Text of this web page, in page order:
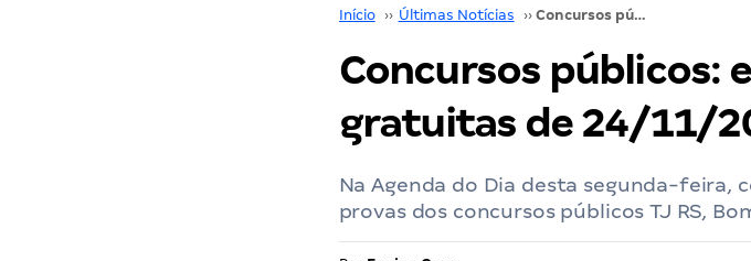
Início ›› Últimas Notícias ›› Concursos públicos: eventos e aulas gratuitas de 24/11/2025!
Concursos públicos:
gratuitas de 24/11/
Na Agenda do Dia desta segunda-feira,
provas dos concursos públicos TJ RS,